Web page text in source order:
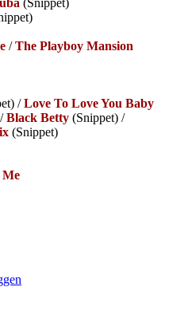
/The Playboy Mansion
/Love To Love You Baby
/Black Betty (Snippet) /
(Snippet)